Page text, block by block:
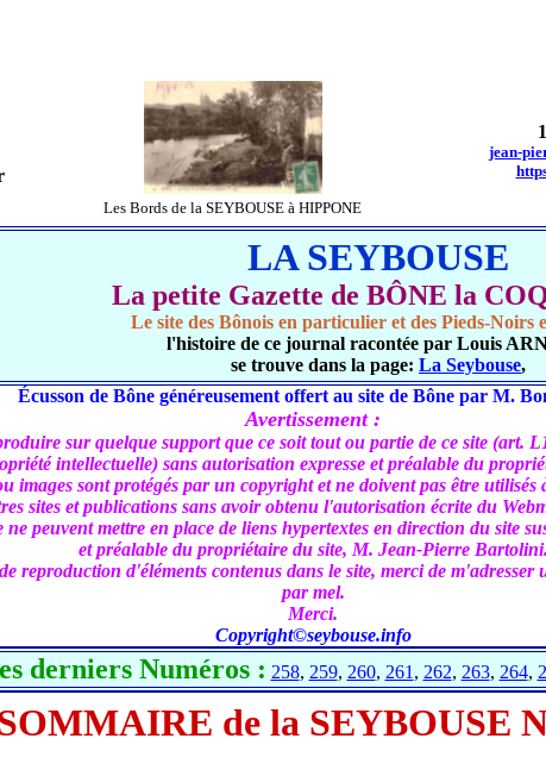
Les Bords de la SEYBOUSE à HIPPONE
1
jean-
LA SEYBOUSE
La petite Gazette de BÔNE la
Le site des Bônois en particulier et des Pieds-Noirs
l'histoire de ce journal racontée par Louis
se trouve dans la page: La Seybouse,
Écusson de Bône généreusement offert au site de Bône par M.
Avertissement :
sur quelque support que ce soit tout ou partie de ce site (art.
intellectuelle) sans autorisation expresse et préalable du
images sont protégés par un copyright et ne doivent pas être
sites et publications sans avoir obtenu l'autorisation écrite du
peuvent mettre en place de liens hypertextes en direction du site
et préalable du propriétaire du site, M. Jean-Pierre Bartolini.
reproduction d'éléments contenus dans le site, merci de m'adresser
par mel.
Merci.
Copyright©seybouse.info
derniers Numéros : 258, 259, 260, 261 , 262, 263, 264,
de la SEYBOUSE